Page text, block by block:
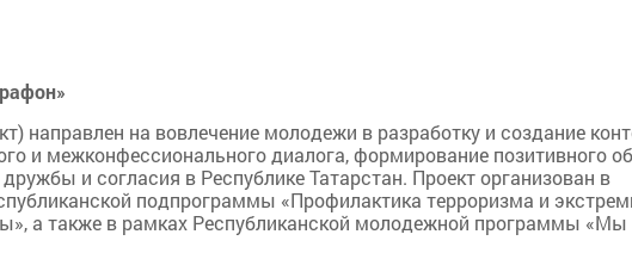
направлен на вовлечение молодежи в разработку и создание
и межконфессионального диалога, формирование позитивного
и согласия в Республике Татарстан. Проект организован в
подпрограммы «Профилактика терроризма и
а также в рамках Республиканской молодежной программы «Мы